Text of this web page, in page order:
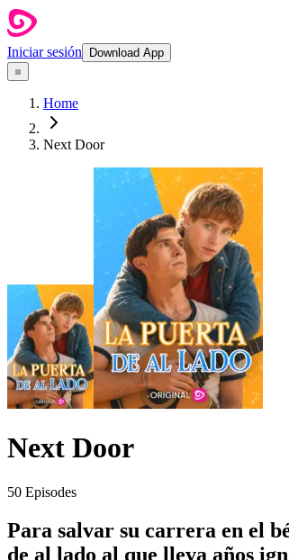
Iniciar sesión Download App
Home
Next Door
Next Door
50 Episodes
Para salvar su carrera en el
de al lado al que lleva años